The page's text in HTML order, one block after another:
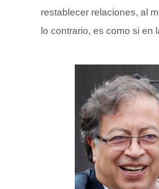
restablecer relaciones, al
lo contrario, es como si en